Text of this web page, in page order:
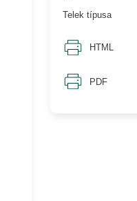
Telek típusa
HTML
PDF